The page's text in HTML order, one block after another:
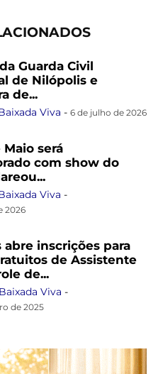
Guarda Civil
de Nilópolis e
de...
Viva - 6 de julho de 2026
Maio será
com show do
Viva -
2026
abre inscrições para
de Assistente
de...
Baixada Viva -
de 2025